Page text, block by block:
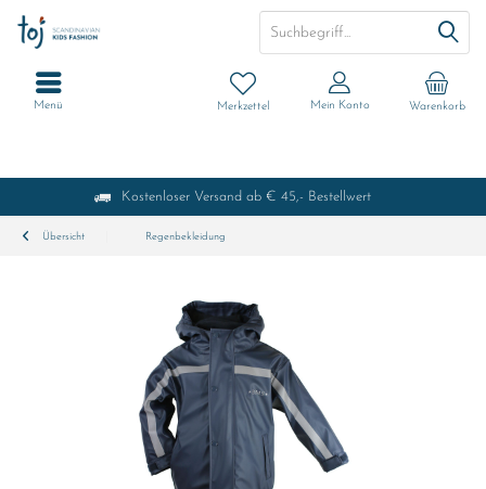
Kostenloser Versand ab € 45,- Bestellwert
Warenkorb
Merkzettel Mein Konto
Menü
Übersicht Regenbekleidung